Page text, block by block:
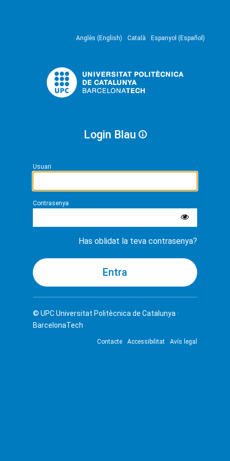
Anglès (English) Català Espanyol (Español)
Login Blau
Usuari
Contrasenya
Has oblidat la teva contrasenya?
© UPCUniversitat Politècnica de Catalunya ·
BarcelonaTech
Contacte Accessibilitat Avís legal